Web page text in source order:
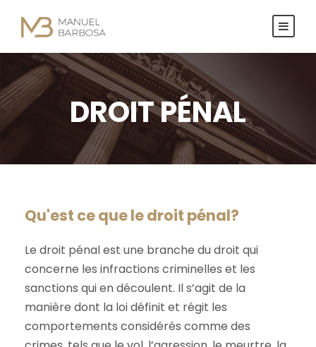
DROIT PÉNAL
Qu'est ce que le droit pénal?
Le droit pénal est une branche du droit qui
concerne les infractions criminelles et les
sanctions qui en découlent. Il s’agit de la
manière dont la loi définit et régit les
comportements considérés comme des